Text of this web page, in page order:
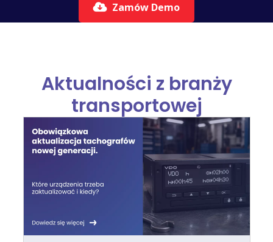
Zamów Demo
Aktualności z branży
transportowej